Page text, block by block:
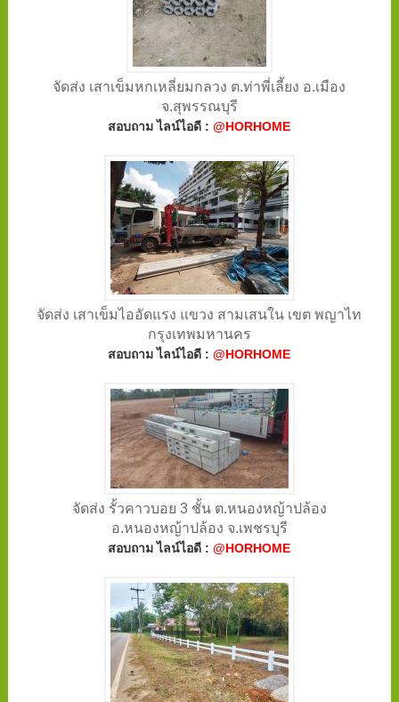
จัดส่ง เสาเข็มหกเหลี่ยมกลวง ต.ท่าพี่เลี้ยง อ.เมือง
จ.สุพรรณบุรี
สอบถาม ไลน์ไอดี :@HORHOME
จัดส่ง เสาเข็มไออัดแรง แขวง สามเสนใน เขต พญาไท
กรุงเทพมหานคร
สอบถาม ไลน์ไอดี :@HORHOME
จัดส่ง รั้วคาวบอย 3 ชั้น ต.หนองหญ้าปล้อง
อ.หนองหญ้าปล้อง จ.เพชรบุรี
สอบถาม ไลน์ไอดี :@HORHOME